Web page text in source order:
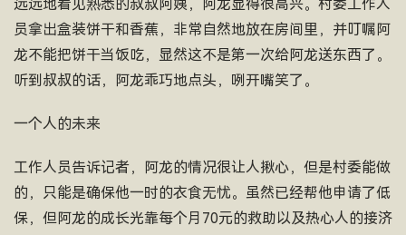
远远地看见熟悉的叔叔阿姨，阿龙显得很高兴。村委工作人
员拿出盒装饼干和香蕉，非常自然地放在房间里，并叮嘱阿
龙不能把饼干当饭吃，显然这不是第一次给阿龙送东西了。
听到叔叔的话，阿龙乖巧地点头，咧开嘴笑了。
一个人的未来
工作人员告诉记者，阿龙的情况很让人揪心，但是村委能做
的，只能是确保他一时的衣食无忧。虽然已经帮他申请了低
保，但阿龙的成长光靠每个月70元的救助以及热心人的接济